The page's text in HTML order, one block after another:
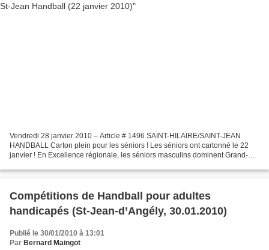
Vendredi 28 janvier 2010 – Article # 1496 SAINT-HILAIRE/SAINT-JEAN
HANDBALL Carton plein pour les séniors ! Les séniors ont cartonné le 22
janvier ! En Excellence régionale, les séniors masculins dominent Grand-
Compétitions de Handball pour adultes
handicapés (St-Jean-d’Angély, 30.01.2010)
Publié le 30/01/2010 à 13:01
Par Bernard Maingot